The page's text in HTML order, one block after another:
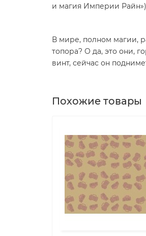
и магия Империи
В мире, полном магии,
топора? О да, это они,
винт, сейчас он
Похожие товары